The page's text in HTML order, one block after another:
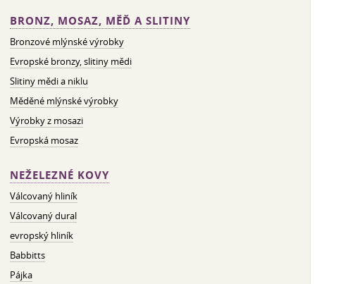
BRONZ, MOSAZ, MĚĎ A SLITINY
Bronzové mlýnské výrobky
Evropské bronzy, slitiny mědi
Slitiny mědi a niklu
Měděné mlýnské výrobky
Výrobky z mosazi
Evropská mosaz
NEŽELEZNÉ KOVY
Válcovaný hliník
Válcovaný dural
evropský hliník
Babbitts
Pájka